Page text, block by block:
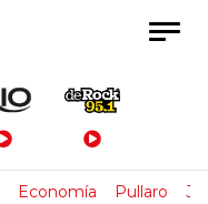
Economía Pullaro